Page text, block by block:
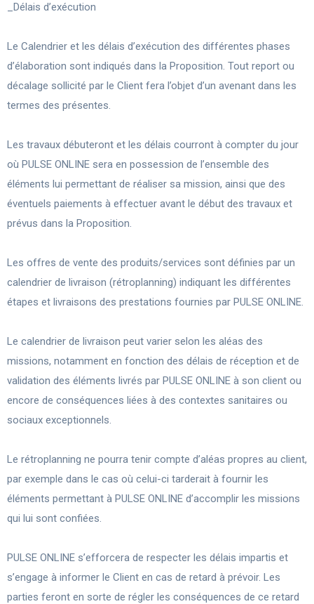
_Délais d’exécution
Le Calendrier et les délais d’exécution des différentes phases
d’élaboration sont indiqués dans la Proposition. Tout report ou
décalage sollicité par le Client fera l’objet d’un avenant dans les
termes des présentes.
Les travaux débuteront et les délais courront à compter du jour
où PULSE ONLINE sera en possession de l’ensemble des
éléments lui permettant de réaliser sa mission, ainsi que des
éventuels paiements à effectuer avant le début des travaux et
prévus dans la Proposition.
Les offres de vente des produits/services sont définies par un
calendrier de livraison (rétroplanning) indiquant les différentes
étapes et livraisons des prestations fournies par PULSE ONLINE.
Le calendrier de livraison peut varier selon les aléas des
missions, notamment en fonction des délais de réception et de
validation des éléments livrés par PULSE ONLINE à son client ou
encore de conséquences liées à des contextes sanitaires ou
sociaux exceptionnels.
Le rétroplanning ne pourra tenir compte d’aléas propres au client,
par exemple dans le cas où celui-ci tarderait à fournir les
éléments permettant à PULSE ONLINE d’accomplir les missions
qui lui sont confiées.
PULSE ONLINE s’efforcera de respecter les délais impartis et
s’engage à informer le Client en cas de retard à prévoir. Les
parties feront en sorte de régler les conséquences de ce retard